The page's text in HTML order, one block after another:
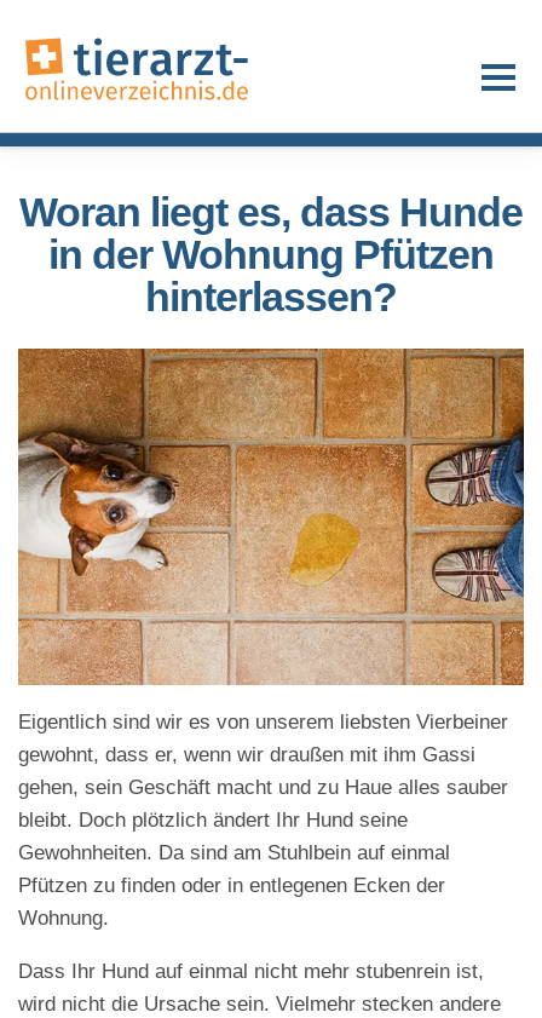
Woran liegt es, dass Hunde
in der Wohnung Pfützen
hinterlassen?
Eigentlich sind wir es von unserem liebsten Vierbeiner
gewohnt, dass er, wenn wir draußen mit ihm Gassi
gehen, sein Geschäft macht und zu Haue alles sauber
bleibt. Doch plötzlich ändert Ihr Hund seine
Gewohnheiten. Da sind am Stuhlbein auf einmal
Pfützen zu finden oder in entlegenen Ecken der
Wohnung.
Dass Ihr Hund auf einmal nicht mehr stubenrein ist,
wird nicht die Ursache sein. Vielmehr stecken andere